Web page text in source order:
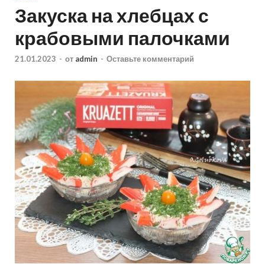
Закуска на хлебцах с
крабовыми палочками
21.01.2023 - от admin - Оставьте комментарий